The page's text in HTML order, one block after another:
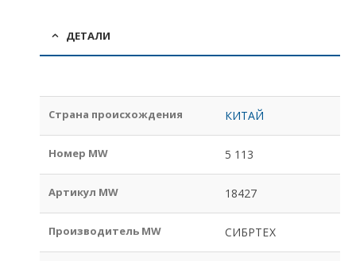
ДЕТАЛИ
Страна происхождения КИТАЙ
Номер MW 5 113
Артикул MW 18427
Производитель MW СИБРТЕХ